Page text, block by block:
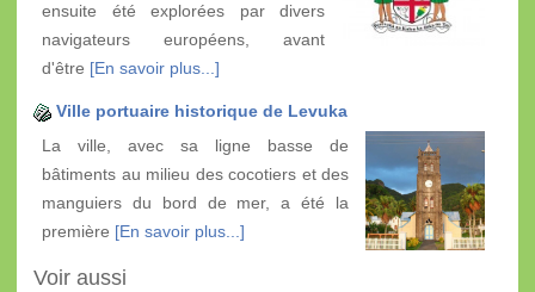
ensuite été explorées par divers
navigateurs européens, avant
d'être [En savoir plus...]
Ville portuaire historique de Levuka
La ville, avec sa ligne basse de
bâtiments au milieu des cocotiers et des
manguiers du bord de mer, a été la
première [En savoir plus...]
Voir aussi